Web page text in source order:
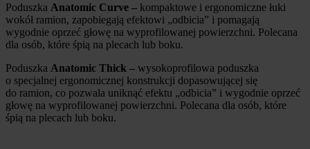
Poduszka Anatomic Curve – kompaktowe i ergonomiczne łuki
wokół ramion, zapobiegają efektowi „odbicia” i pomagają
wygodnie oprzeć głowę na wyprofilowanej powierzchni. Polecana
dla osób, które śpią na plecach lub boku.
Poduszka Anatomic Thick – wysokoprofilowa poduszka
o specjalnej ergonomicznej konstrukcji dopasowującej się
do ramion, co pozwala uniknąć efektu „odbicia” i wygodnie oprzeć
głowę na wyprofilowanej powierzchni. Polecana dla osób, które
śpią na plecach lub boku.